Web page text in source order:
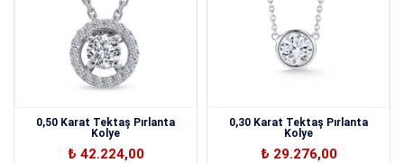
Yorumunuz (1500)
0,50 Karat Tektaş Pırlanta
Kolye
₺ 42.224,00
0,30 Karat Tektaş Pırlanta
Kolye
₺ 29.276,00